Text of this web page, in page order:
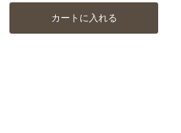
カートに入れる